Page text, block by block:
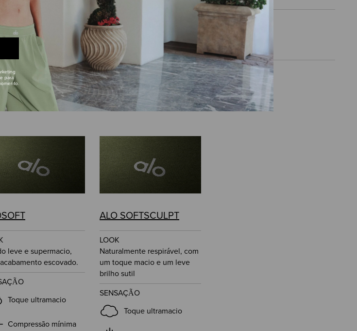
para
Enviar
Ao fornecer seu endereço de e-mail, você concorda em receber e-mails de marketing
da Alo Yoga. Podemos usar as informações coletadas sobre você em nosso site para
sugerir outros produtos e ofertas. Você pode cancelar a inscrição a qualquer momento.
Termose aPolítica de Privacidade
Obrigada por se inscrever na nossa
TECNOLOGIAS
leve e supermacio,
escovado.
Toque ultramacio
Compressão mínima
ALO SOFTSCULPT
LOOK
Naturalmente respirável, com
um toque macio e um leve
brilho sutil
SENSAÇÃO
Toque ultramacio